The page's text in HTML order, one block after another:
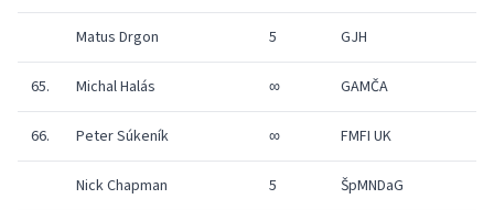
Matus Drgon 5 GJH
65. Michal Halás ∞ GAMČA
66. Peter Súkeník ∞ FMFI UK
Nick Chapman 5 ŠpMNDaG